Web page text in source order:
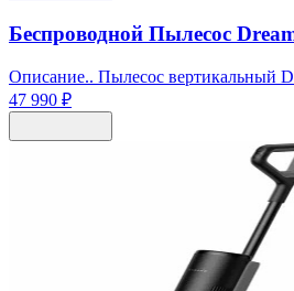
Беспроводной Пылесос
Описание.. Пылесос вертикальный
47 990 ₽